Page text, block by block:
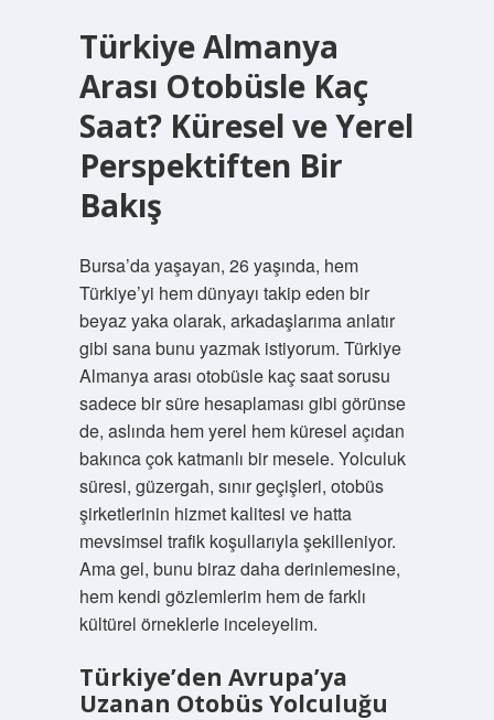
Türkiye Almanya
Arası Otobüsle Kaç
Saat? Küresel ve Yerel
Perspektiften Bir
Bakış
Bursa’da yaşayan, 26 yaşında, hem
Türkiye’yi hem dünyayı takip eden bir
beyaz yaka olarak, arkadaşlarıma anlatır
gibi sana bunu yazmak istiyorum. Türkiye
Almanya arası otobüsle kaç saat sorusu
sadece bir süre hesaplaması gibi görünse
de, aslında hem yerel hem küresel açıdan
bakınca çok katmanlı bir mesele. Yolculuk
süresi, güzergah, sınır geçişleri, otobüs
şirketlerinin hizmet kalitesi ve hatta
mevsimsel trafik koşullarıyla şekilleniyor.
Ama gel, bunu biraz daha derinlemesine,
hem kendi gözlemlerim hem de farklı
kültürel örneklerle inceleyelim.
Türkiye’den Avrupa’ya
Uzanan Otobüs Yolculuğu